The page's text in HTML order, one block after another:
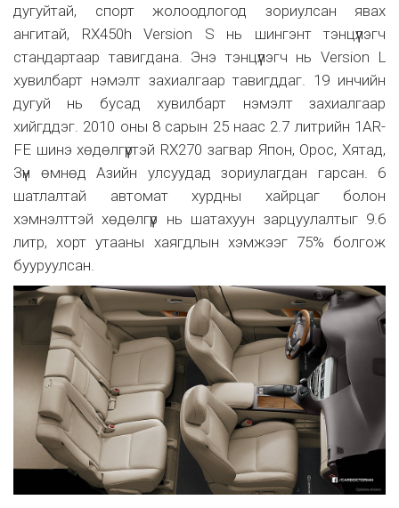
дугуйтай, спорт жолоодлогод зориулсан явах
ангитай, RX450h Version S нь шингэнт тэнцүүлэгч
стандартаар тавигдана. Энэ тэнцүүлэгч нь Version L
хувилбарт нэмэлт захиалгаар тавигддаг. 19 инчийн
дугуй нь бусад хувилбарт нэмэлт захиалгаар
хийгддэг. 2010 оны 8 сарын 25 наас 2.7 литрийн 1AR-
FE шинэ хөдөлгүүртэй RX270 загвар Япон, Орос, Хятад,
Зүүн өмнөд Азийн улсуудад зориулагдан гарсан. 6
шатлалтай автомат хурдны хайрцаг болон
хэмнэлттэй хөдөлгүүр нь шатахуун зарцуулалтыг 9.6
литр, хорт утааны хаягдлын хэмжээг 75% болгож
бууруулсан.